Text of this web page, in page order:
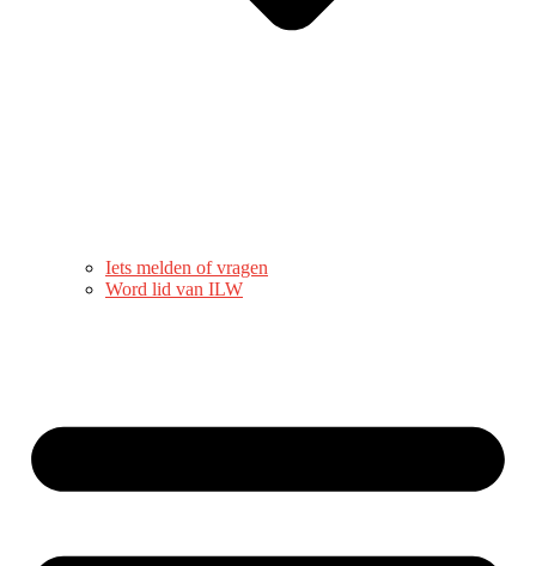
Iets melden of vragen
Word lid van ILW